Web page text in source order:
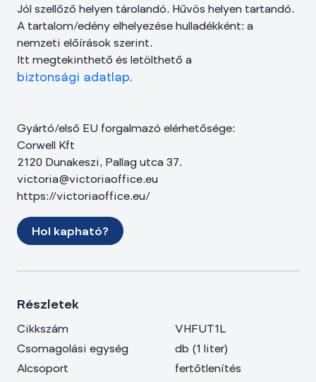
Jól szellőző helyen tárolandó. Hűvös helyen tartandó.
A tartalom/edény elhelyezése hulladékként: a
nemzeti előírások szerint.
Itt megtekinthető és letölthető a
biztonsági adatlap.
Gyártó/első EU forgalmazó elérhetősége:
Corwell Kft
2120 Dunakeszi, Pallag utca 37.
victoria@victoriaoffice.eu
https://victoriaoffice.eu/
Hol kapható?
Részletek
Cikkszám
VHFUT1L
Csomagolási egység
db (1 liter)
Alcsoport
fertőtlenítés